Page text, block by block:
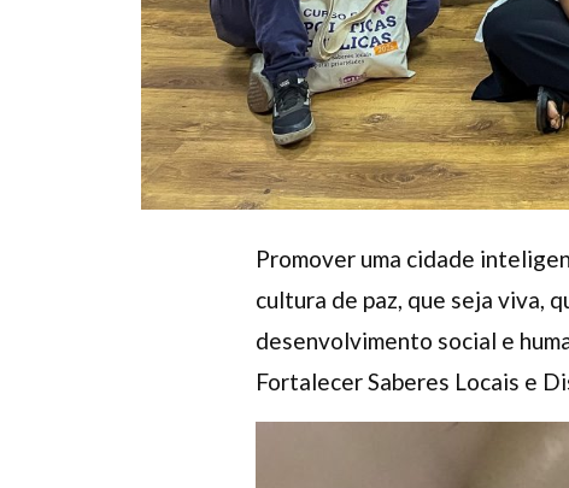
Promover uma cidade
cultura de paz, que seja viva,
desenvolvimento social e
Fortalecer Saberes Locais e